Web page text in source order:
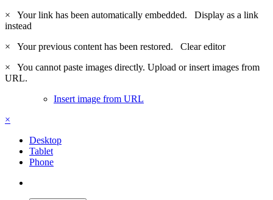
×
Your link has been automatically embedded. Display as a link
instead
×
Your previous content has been restored. Clear editor
×
You cannot paste images directly. Upload or insert images from
URL.
Insert image from URL
×
Desktop
Tablet
Phone